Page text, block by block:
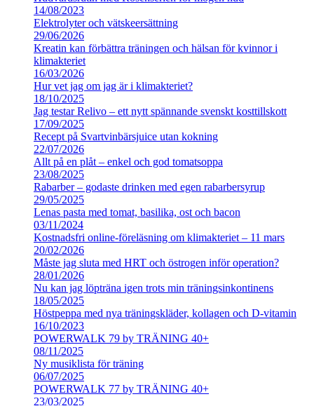
14/08/2023
Elektrolyter och vätskeersättning
29/06/2026
Kreatin kan förbättra träningen och hälsan för kvinnor i
klimakteriet
16/03/2026
Hur vet jag om jag är i klimakteriet?
18/10/2025
Jag testar Relivo – ett nytt spännande svenskt kosttillskott
17/09/2025
Recept på Svartvinbärsjuice utan kokning
22/07/2026
Allt på en plåt – enkel och god tomatsoppa
23/08/2025
Rabarber – godaste drinken med egen rabarbersyrup
29/05/2025
Lenas pasta med tomat, basilika, ost och bacon
03/11/2024
Kostnadsfri online-föreläsning om klimakteriet – 11 mars
20/02/2026
Måste jag sluta med HRT och östrogen inför operation?
28/01/2026
Nu kan jag löpträna igen trots min träningsinkontinens
18/05/2025
Höstpeppa med nya träningskläder, kollagen och D-vitamin
16/10/2023
POWERWALK 79 by TRÄNING 40+
08/11/2025
Ny musiklista för träning
06/07/2025
POWERWALK 77 by TRÄNING 40+
23/03/2025